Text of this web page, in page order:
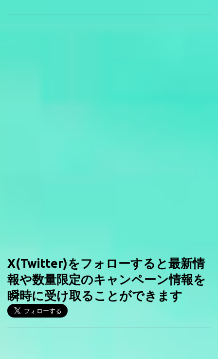
X(Twitter)をフォローすると最新情
報や数量限定のキャンペーン情報を
瞬時に受け取ることができます